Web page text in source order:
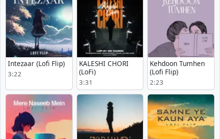
Intezaar (Lofi Flip)
3:22
KALESHI CHORI
(LoFi)
3:31
Kehdoon Tumhen
(Lofi Flip)
2:23